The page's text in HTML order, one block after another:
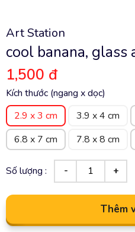
Art Station
cool banana, glass
1,500 đ
Kích thước (ngang x dọc)
2.9 x 3 cm
3.9 x 4 cm
6.8 x 7 cm
7.8 x 8 cm
Số lượng :
Thêm